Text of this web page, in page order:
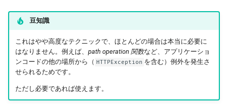
豆知識
これはやや高度なテクニックで、ほとんどの場合は本当に必要に
はなりません。例えば、 path operation 関数など、アプリケーショ
ンコードの他の場所から（ HTTPException を含む）例外を発生さ
せられるためです。
ただし必要であれば使えます。 🤓